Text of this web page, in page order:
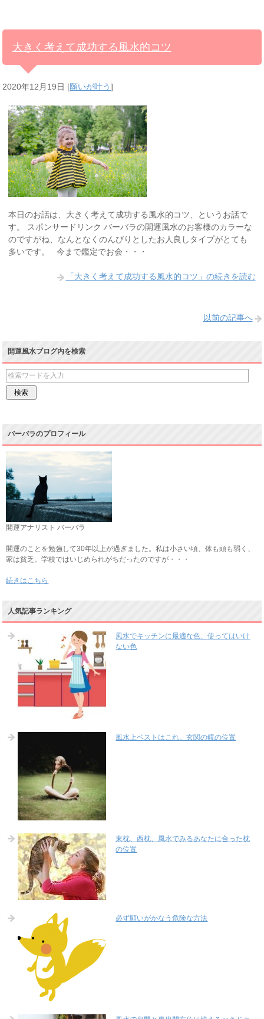
大きく考えて成功する風水的コツ
2020年12月19日 [願いが叶う]
本日のお話は、大きく考えて成功する風水的コツ、というお話で
す。 スポンサードリンク バーバラの開運風水のお客様のカラーな
のですがね、なんとなくのんびりとしたお人良しタイプがとても
多いです。 今まで鑑定でお会・・・
「大きく考えて成功する風水的コツ」の続きを読む
以前の記事へ
開運風水ブログ内を検索
バーバラのプロフィール
開運アナリスト バーバラ
開運のことを勉強して30年以上が過ぎました。私は小さい頃、体も頭も弱く、
家は貧乏。学校ではいじめられがちだったのですが・・・
続きはこちら
人気記事ランキング
風水でキッチンに最適な色、使ってはいけ
ない色
風水上ベストはこれ。玄関の鏡の位置
東枕、西枕、風水でみるあなたに合った枕
の位置
必ず願いがかなう危険な方法